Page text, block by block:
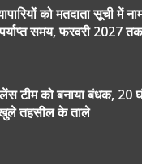
को मतदाता सूची में
समय, फरवरी 2027 तक
टीम को बनाया बंधक, 20
तहसील के ताले